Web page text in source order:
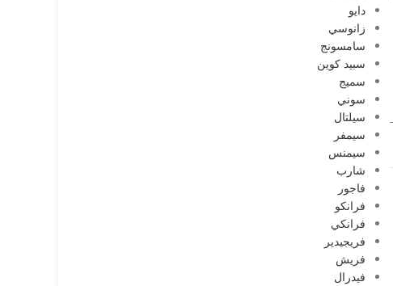
دايو
زانوسي
سامسونج
سبيد كوين
سميج
سوني
سيلتال
سيمفر
سيمنس
شارب
فاجور
فرانكو
فرانكي
فريجيدير
فريش
فيدرال